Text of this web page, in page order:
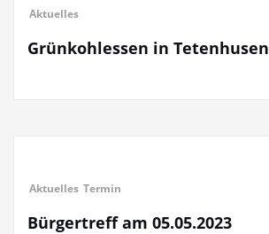
Aktuelles
Grünkohlessen in Tetenhusen
Aktuelles Termin
Bürgertreff am 05.05.2023